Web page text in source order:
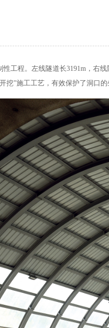
工程。左线隧道长3191m，右线
挖”施工工艺，有效保护了洞口的